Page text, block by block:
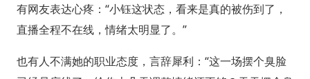
有网友表达心疼：“小钰这状态，看来是真的被伤到了，
直播全程不在线，情绪太明显了。”
也有人不满她的职业态度，言辞犀利：“这一场摆个臭脸